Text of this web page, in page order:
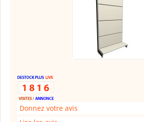
Donnez votre avis